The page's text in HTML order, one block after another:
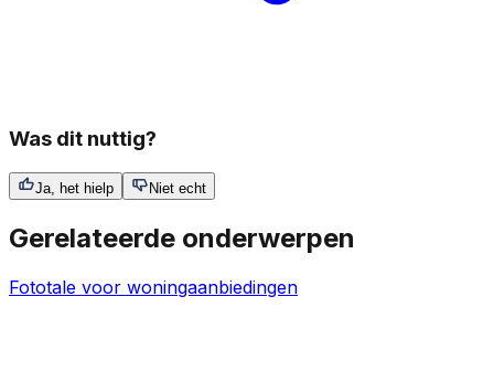
Was dit nuttig?
Ja, het hielp Niet echt
Gerelateerde onderwerpen
Fototale voor woningaanbiedingen